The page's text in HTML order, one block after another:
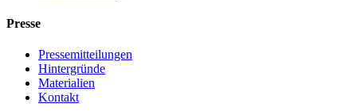
Presse
Pressemitteilungen
Hintergründe
Materialien
Kontakt